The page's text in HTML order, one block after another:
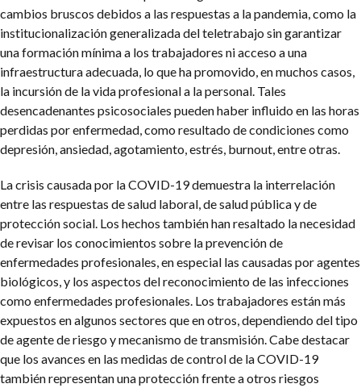
cambios bruscos debidos a las respuestas a la pandemia, como la
institucionalización generalizada del teletrabajo sin garantizar
una formación mínima a los trabajadores ni acceso a una
infraestructura adecuada, lo que ha promovido, en muchos casos,
la incursión de la vida profesional a la personal. Tales
desencadenantes psicosociales pueden haber influido en las horas
perdidas por enfermedad, como resultado de condiciones como
depresión, ansiedad, agotamiento, estrés, burnout, entre otras.
La crisis causada por la COVID-19 demuestra la interrelación
entre las respuestas de salud laboral, de salud pública y de
protección social. Los hechos también han resaltado la necesidad
de revisar los conocimientos sobre la prevención de
enfermedades profesionales, en especial las causadas por agentes
biológicos, y los aspectos del reconocimiento de las infecciones
como enfermedades profesionales. Los trabajadores están más
expuestos en algunos sectores que en otros, dependiendo del tipo
de agente de riesgo y mecanismo de transmisión. Cabe destacar
que los avances en las medidas de control de la COVID-19
también representan una protección frente a otros riesgos